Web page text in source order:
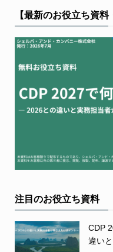
【最新のお役立ち資料
注目のお役立ち資料
CDP
違い